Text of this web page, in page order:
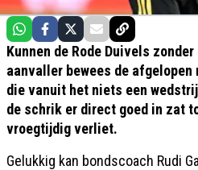
Kunnen de Rode Duivels zonder
aanvaller bewees de afgelopen
die vanuit het niets een
de schrik er direct goed in zat
vroegtijdig verliet.
Gelukkig kan bondscoach Rudi